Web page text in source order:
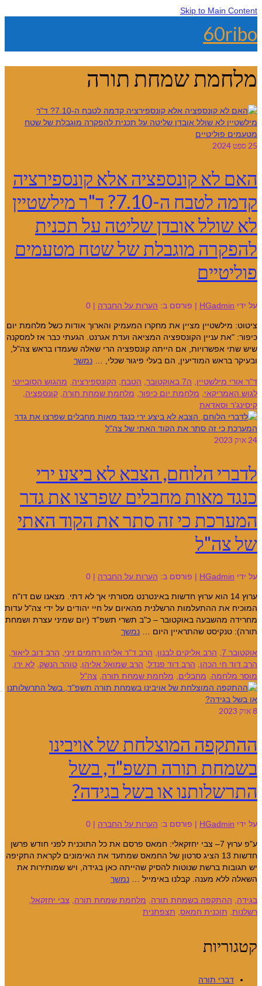
Skip to Main Content
60ribo
מלחמת שמחת תורה
25ספט 2024
האם לא קונספציה אלא קונספירציה
קדמה לטבח ה-7.10? ד"ר מילשטיין
לא שולל אובדן שליטה על תכנית
להפקרה מוגבלת של שטח מטעמים
פוליטיים
על ידי HGadmin
| פורסם ב: הערות על החברה |
0
ציטוט: מילשטיין מציין את מחקרו המעמיק והארוך אודות כשל מלחמת יום
כיפור: "את עניין הקונספציה המציאה ועדת אגרנט. הגעתי כבר אז למסקנה
שיש שתי אפשרויות, אם הייתה קונספציה הרי שאלה שעמדו בראש צה"ל,
ובעיקר בראש המודיעין, הם בעלי פיגור שכלי, …
נמשך
ד"ר אורי מילשטיין, ה7 באוקטובר , הטבח, הקונספירציה,
מהגוש הסובייטי
לגוש האמריקאי, מלחמת יום כיפור, מלחמת שמחת תורה, קונספציה,
קיסינג'ר וסאדאת
24אוק 2023
לדברי הלוחם, הצבא לא ביצע ירי
כנגד מאות מחבלים שפרצו את גדר
המערכת כי זה סתר את הקוד האתי
של צה"ל
על ידי HGadmin
| פורסם ב: הערות על החברה |
0
ערוץ 14 הוא ערוץ חדשות באינטרנט מסורתי אך לא דתי. מצאנו שם דו"ח
המוכיח את ההתעלמות הרשלנית מהאיום על חיי יהודים על ידי צה"ל עדות
מחרידה מהשבעה באוקטובר – כ"ב תשרי תשפ"ד (יום שמיני עצרת ושמחת
תורה): טנקיסט שהתראיין היום …
נמשך
אוקטובר 7 , הרב אליקים לבנון, הרב ד"ר אליהו רחמים זיני, הרב דוב ליאור,
הרב דוד חי הכהן, הרב דוד פנדל, הרב שמואל אליהו, טוהר הנשק, לא ירו,
מוסר מלחמה, מחבלים, מלחמת שמחת תורה, צה"ל
8אוק 2023
ההתקפה המוצלחת של אויבינו
בשמחת תורה תשפ"ד, בשל
התרשלותנו או בשל בגידה?
על ידי HGadmin
| פורסם ב: הערות על החברה |
0
ע"פ ערוץ 7– צבי יחזקאלי: חמאס פרסם את כל התוכנית לפני חודש פרשן
חדשות 13 הציג סרטון של החמאס שמתעד את האימונים לקראת התקיפה
יש תגובות ברשת שנוטות להסיק שהייתה כאן בגידה, ויש שמותירות את
השאלה ללא מענה. קבלנו באימייל …
נמשך
בגידה, ההתקפה בשמחת תורה, מלחמת שמחת תורה, צבי יחזקאל,
רשלנות, תוכנית חמאס, תצפתנית
קטגוריות
דברי תורה